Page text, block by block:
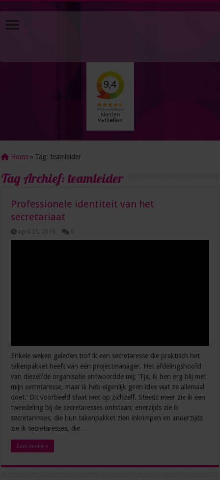
Home » Tag: teamleider
Tag Archief:teamleider
Professionele identiteit van het
secretariaat
april 25, 2016 0
Enkele weken geleden trof ik een secretaresse die praktisch het
takenpakket heeft van een projectmanager. Het afdelingshoofd
van diezelfde organisatie antwoordde mij; ‘Tja, ik ben erg blij met
mijn secretaresse, maar ik heb eigenlijk geen idee wat ze allemaal
doet.’ Dit voorbeeld staat niet op zichzelf. Steeds meer zie ik een
tweedeling bij de secretaresses ontstaan; enerzijds zie ik
secretaresses, die hun takenpakket zien inkrimpen en anderzijds
zie ik secretaresses, die …
Lees verder »